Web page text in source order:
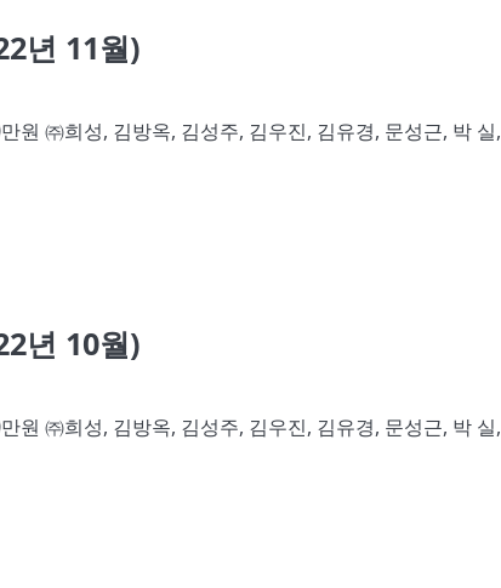
년 11월)
㈜희성, 김방옥, 김성주, 김우진, 김유경, 문성근, 박 실,
년 10월)
㈜희성, 김방옥, 김성주, 김우진, 김유경, 문성근, 박 실,